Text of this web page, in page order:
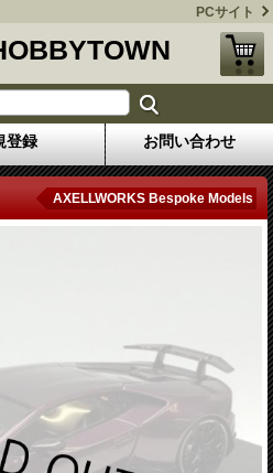
PCサイト
登録 お問い合わせ
AXELLWORKS Bespoke Models